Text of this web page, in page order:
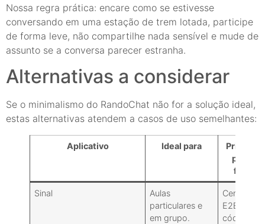
Nossa regra prática: encare como se estivesse
conversando em uma estação de trem lotada, participe
de forma leve, não compartilhe nada sensível e mude de
assunto se a conversa parecer estranha.
Alternativas a considerar
Se o minimalismo do RandoChat não for a solução ideal,
estas alternativas atendem a casos de uso semelhantes:
Aplicativo Ideal para
pontos
fortes
Sinal
Aulas
particulares e
em grupo.
E2EE,
código